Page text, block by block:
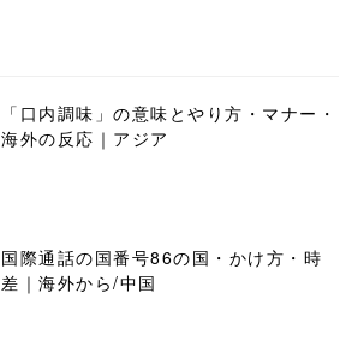
「口内調味」の意味とやり方・マナー・
海外の反応｜アジア
国際通話の国番号86の国・かけ方・時
差｜海外から/中国